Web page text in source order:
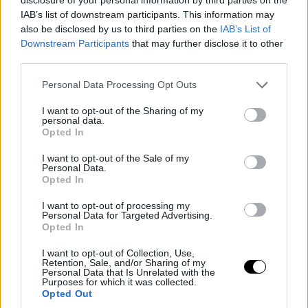
IAB’s list of downstream participants. This information may
also be disclosed by us to third parties on the IAB’s List of
Downstream Participants that may further disclose it to other
Personal Data Processing Opt Outs
I want to opt-out of the Sharing of my
personal data.
Opted In
I want to opt-out of the Sale of my
Personal Data.
Opted In
I want to opt-out of processing my
Personal Data for Targeted Advertising.
Opted In
I want to opt-out of Collection, Use,
Retention, Sale, and/or Sharing of my
Personal Data that Is Unrelated with the
Purposes for which it was collected.
Opted Out
A post shared by Sal Sobral (@salvadorsobral.music)
A post shared by Sal Sobral (@salvadorsobral.music)on Sep 9,
2016 at 10:01am PDT
A post shared by Sal Sobral (@salvadorsobral.music)on Aug
30, 2016 at 7:17am PDT
2017 at 6:51am PST
A post shared by Sal Sobral (@salvadorsobral.music) on Sep 21,
2016 at 5:13pm PDT